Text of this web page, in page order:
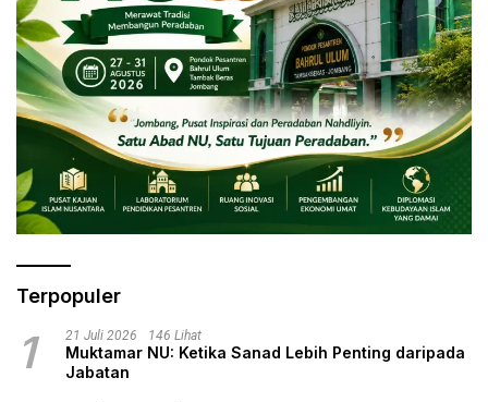
Terpopuler
1 21 Juli 2026 146 Lihat
Muktamar NU: Ketika Sanad Lebih Penting daripada
Jabatan